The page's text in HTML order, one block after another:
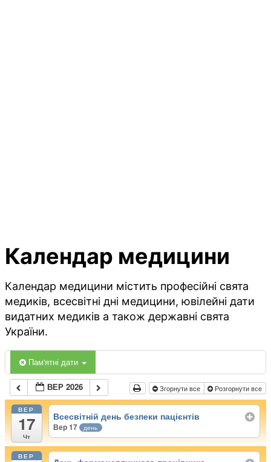
Календар медицини
Календар медицини містить професійні свята
медиків, всесвітні дні медицини, ювілейні дати
видатних медиків а також державні свята
України.
Пам'ятні дати
ВЕР 2026 Згорнути все Розгорнути все
ВЕР
17
Чт
Всесвітній день безпеки пацієнтів
Вер 17 день
ВЕР